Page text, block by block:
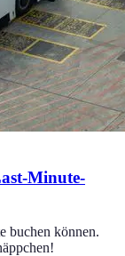
Minute-
buchen können.